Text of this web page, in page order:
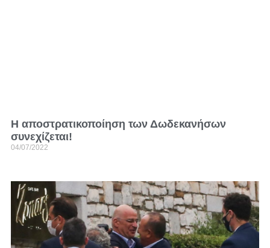
Η αποστρατικοποίηση των Δωδεκανήσων
συνεχίζεται!
04/07/2022